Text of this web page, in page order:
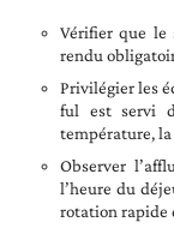
Vérifier que le
rendu
Privilégier les
ful est servi
température,
Observer
l’heure du
rotation rapide